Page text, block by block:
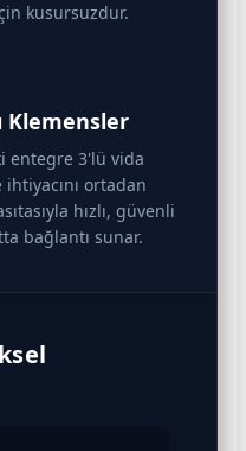
kusursuzdur.
Klemensler
entegre 3'lü vida
ortadan
hızlı, güvenli
bağlantı sunar.